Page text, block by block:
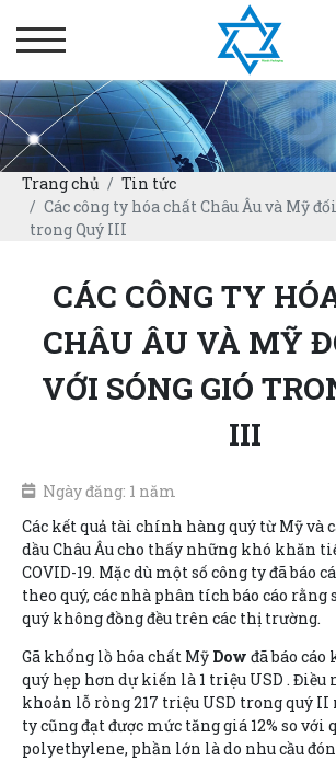
Trang chủ
Tin tức
Các công ty hóa chất Châu Âu và Mỹ
trong Quý III
CÁC CÔNG TY
CHÂU ÂU VÀ MỸ
VỚI SÓNG GIÓ
III
Ngày đăng: 1 năm
Các kết quả tài chính hàng quý từ Mỹ và
dầu Châu Âu cho thấy những khó khăn
COVID-19. Mặc dù một số công ty đã báo
theo quý, các nhà phân tích báo cáo
quý không đồng đều trên các thị trường.
Gã khổng lồ hóa chất Mỹ Dow đã báo
quý hẹp hơn dự kiến là 1 triệu USD . Điều
khoản lỗ ròng 217 triệu USD trong quý II
ty cũng đạt được mức tăng giá 12% so với
polyethylene, phần lớn là do nhu cầu